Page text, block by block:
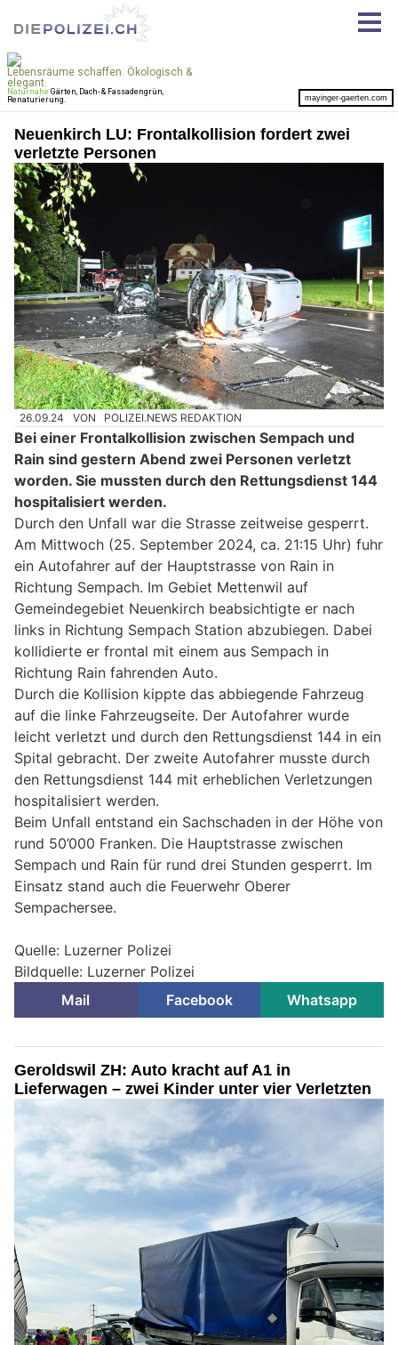
Neuenkirch LU: Frontalkollision fordert zwei
verletzte Personen
26.09.24 VON POLIZEI.NEWS REDAKTION
Bei einer Frontalkollision zwischen Sempach und
Rain sind gestern Abend zwei Personen verletzt
worden. Sie mussten durch den Rettungsdienst 144
hospitalisiert werden.
Durch den Unfall war die Strasse zeitweise gesperrt.
Am Mittwoch (25. September 2024, ca. 21:15 Uhr) fuhr
ein Autofahrer auf der Hauptstrasse von Rain in
Richtung Sempach. Im Gebiet Mettenwil auf
Gemeindegebiet Neuenkirch beabsichtigte er nach
links in Richtung Sempach Station abzubiegen. Dabei
kollidierte er frontal mit einem aus Sempach in
Richtung Rain fahrenden Auto.
Durch die Kollision kippte das abbiegende Fahrzeug
auf die linke Fahrzeugseite. Der Autofahrer wurde
leicht verletzt und durch den Rettungsdienst 144 in ein
Spital gebracht. Der zweite Autofahrer musste durch
den Rettungsdienst 144 mit erheblichen Verletzungen
hospitalisiert werden.
Beim Unfall entstand ein Sachschaden in der Höhe von
rund 50’000 Franken. Die Hauptstrasse zwischen
Sempach und Rain für rund drei Stunden gesperrt. Im
Einsatz stand auch die Feuerwehr Oberer
Sempachersee.
Quelle: Luzerner Polizei
Bildquelle: Luzerner Polizei
Mail
Facebook Whatsapp
Geroldswil ZH: Auto kracht auf A1 in
Lieferwagen – zwei Kinder unter vier Verletzten